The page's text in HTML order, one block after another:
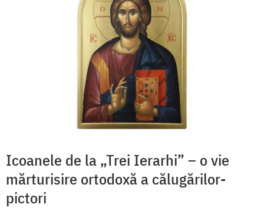
Icoanele de la „Trei Ierarhi” – o vie
mărturisire ortodoxă a călugărilor-
pictori